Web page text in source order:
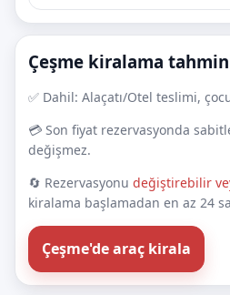
Çeşme kiralama
✅ Dahil: Alaçatı/Otel teslimi,
💳 Son fiyat rezervasyonda
değişmez.
🔄 Rezervasyonu değiştirebilir
kiralama başlamadan en az 24
Çeşme'de araç kirala